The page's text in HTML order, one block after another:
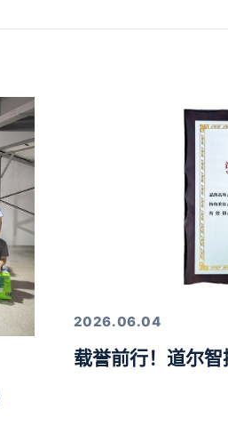
2026.06.04
载誉前行！道尔智